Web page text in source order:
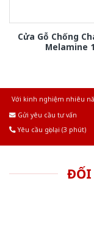
Cửa Gỗ Chống
Melamine 1
Với kinh nghiệm nhiêu
Gửi yêu cầu tư vấn
Yêu cầu gọi lại (3 phút)
ĐỐI